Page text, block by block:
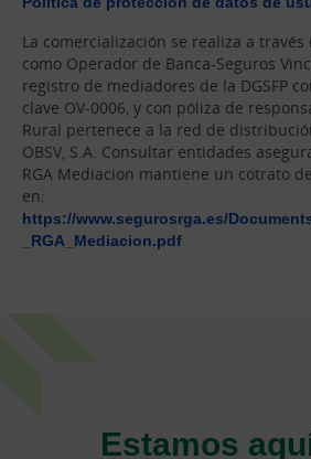
La comercialización se realiza a través
como Operador de Banca-Seguros
registro de mediadores de la DGSFP
clave OV-0006, y con póliza de
Rural pertenece a la red de
OBSV, S.A. Consultar entidades
RGA Mediacion mantiene un cotrato
en:
https://www.segurosrga.es/
_RGA_Mediacion.pdf
Estamos